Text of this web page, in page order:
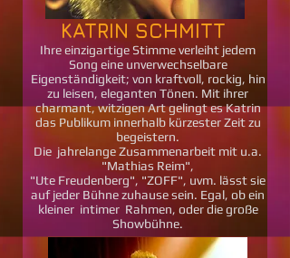
KATRIN SCHMITT
Ihre einzigartige Stimme verleiht jedem
Song eine unverwechselbare
Eigenständigkeit; von kraftvoll, rockig, hin
zu leisen, eleganten Tönen. Mit ihrer
charmant, witzigen Art gelingt es Katrin
das Publikum innerhalb kürzester Zeit zu
begeistern.
Die jahrelange Zusammenarbeit mit u.a.
"Mathias Reim",
"Ute Freudenberg", "ZOFF", uvm. lässt sie
auf jeder Bühne zuhause sein. Egal, ob ein
kleiner intimer Rahmen, oder die große
Showbühne.